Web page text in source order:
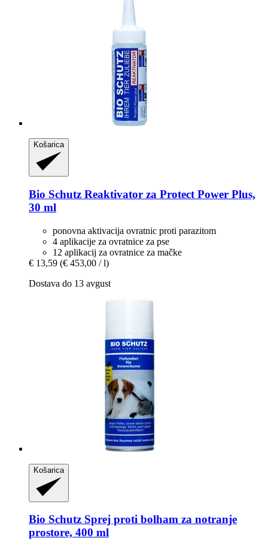
Košarica
Bio Schutz Reaktivator za Protect Power Plus,
30 ml
ponovna aktivacija ovratnic proti parazitom
4 aplikacije za ovratnice za pse
12 aplikacij za ovratnice za mačke
€ 13,59 (€ 453,00 / l)
Dostava do 13 avgust
Košarica
Bio Schutz Sprej proti bolham za notranje
prostore, 400 ml